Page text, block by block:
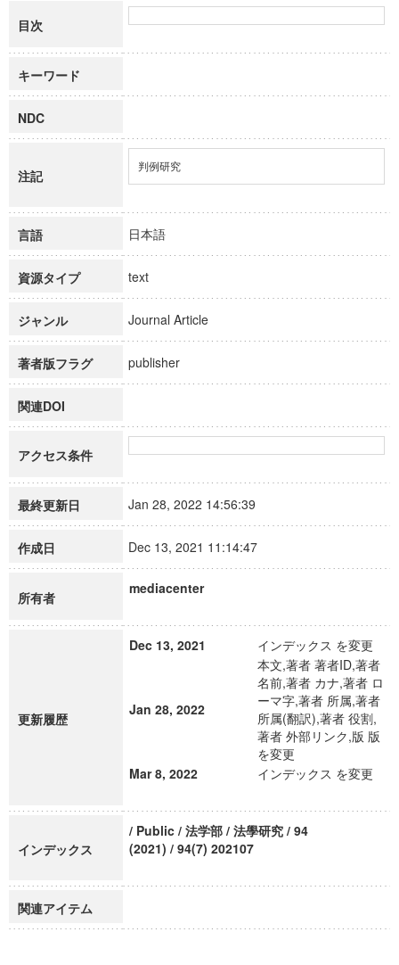
目次
キーワード
NDC
注記
判例研究
言語 日本語
資源タイプ text
ジャンル Journal Article
著者版フラグ publisher
関連DOI
アクセス条件
最終更新日 Jan 28, 2022 14:56:39
作成日 Dec 13, 2021 11:14:47
所有者
mediacenter
更新履歴
Dec 13, 2021 インデックス を変更
Jan 28, 2022
本文,著者 著者ID,著者
名前,著者 カナ,著者 ロ
ーマ字,著者 所属,著者
所属(翻訳),著者 役割,
著者 外部リンク,版 版
を変更
Mar 8, 2022
インデックス を変更
インデックス
/ Public / 法学部 / 法學研究 / 94
(2021) / 94(7) 202107
関連アイテム